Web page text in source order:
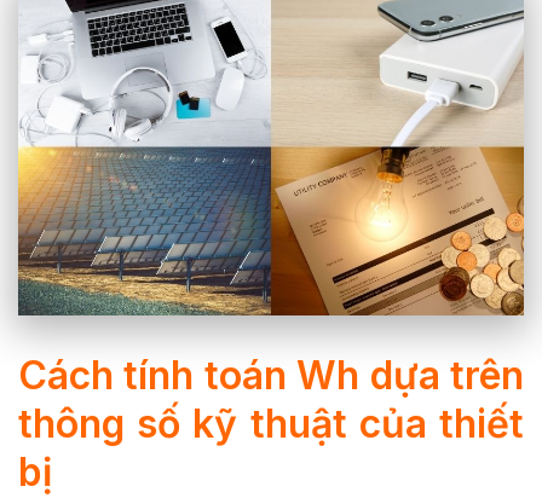
Cách tính toán Wh dựa trên
thông số kỹ thuật của thiết
bị